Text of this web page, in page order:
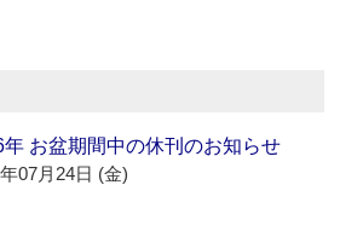
年 お盆期間中の休刊のお知らせ
07月24日 (金)